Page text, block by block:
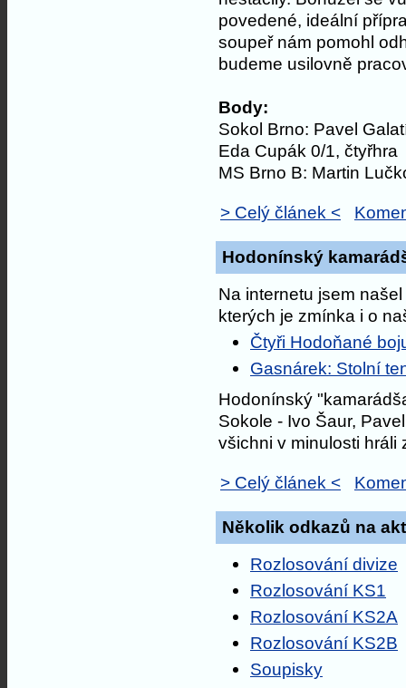
povedené, ideální
soupeř nám pomohl
budeme usilovně
Body:
Sokol Brno: Pavel
Eda Cupák 0/1, čtyřhra
MS Brno B: Martin
> Celý článek <
Hodonínský
Na internetu jsem
kterých je zmínka i o
Čtyři Hodoňané
Gasnárek: Stolní
Hodonínský
Sokole - Ivo Šaur,
všichni v minulosti hráli
> Celý článek <
Několik odkazů na
Rozlosování divize
Rozlosování KS1
Rozlosování KS2A
Rozlosování KS2B
Soupisky